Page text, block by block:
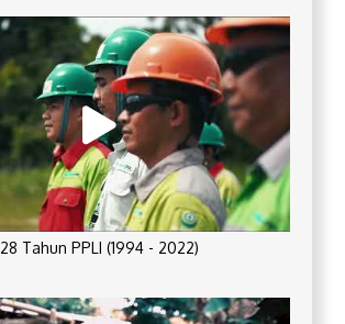
28 Tahun PPLI (1994 - 2022)